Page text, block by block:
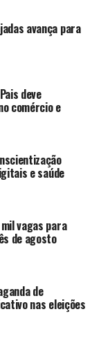
avança para
deve
comércio e
e saúde
vagas para
de agosto
de
nas eleições